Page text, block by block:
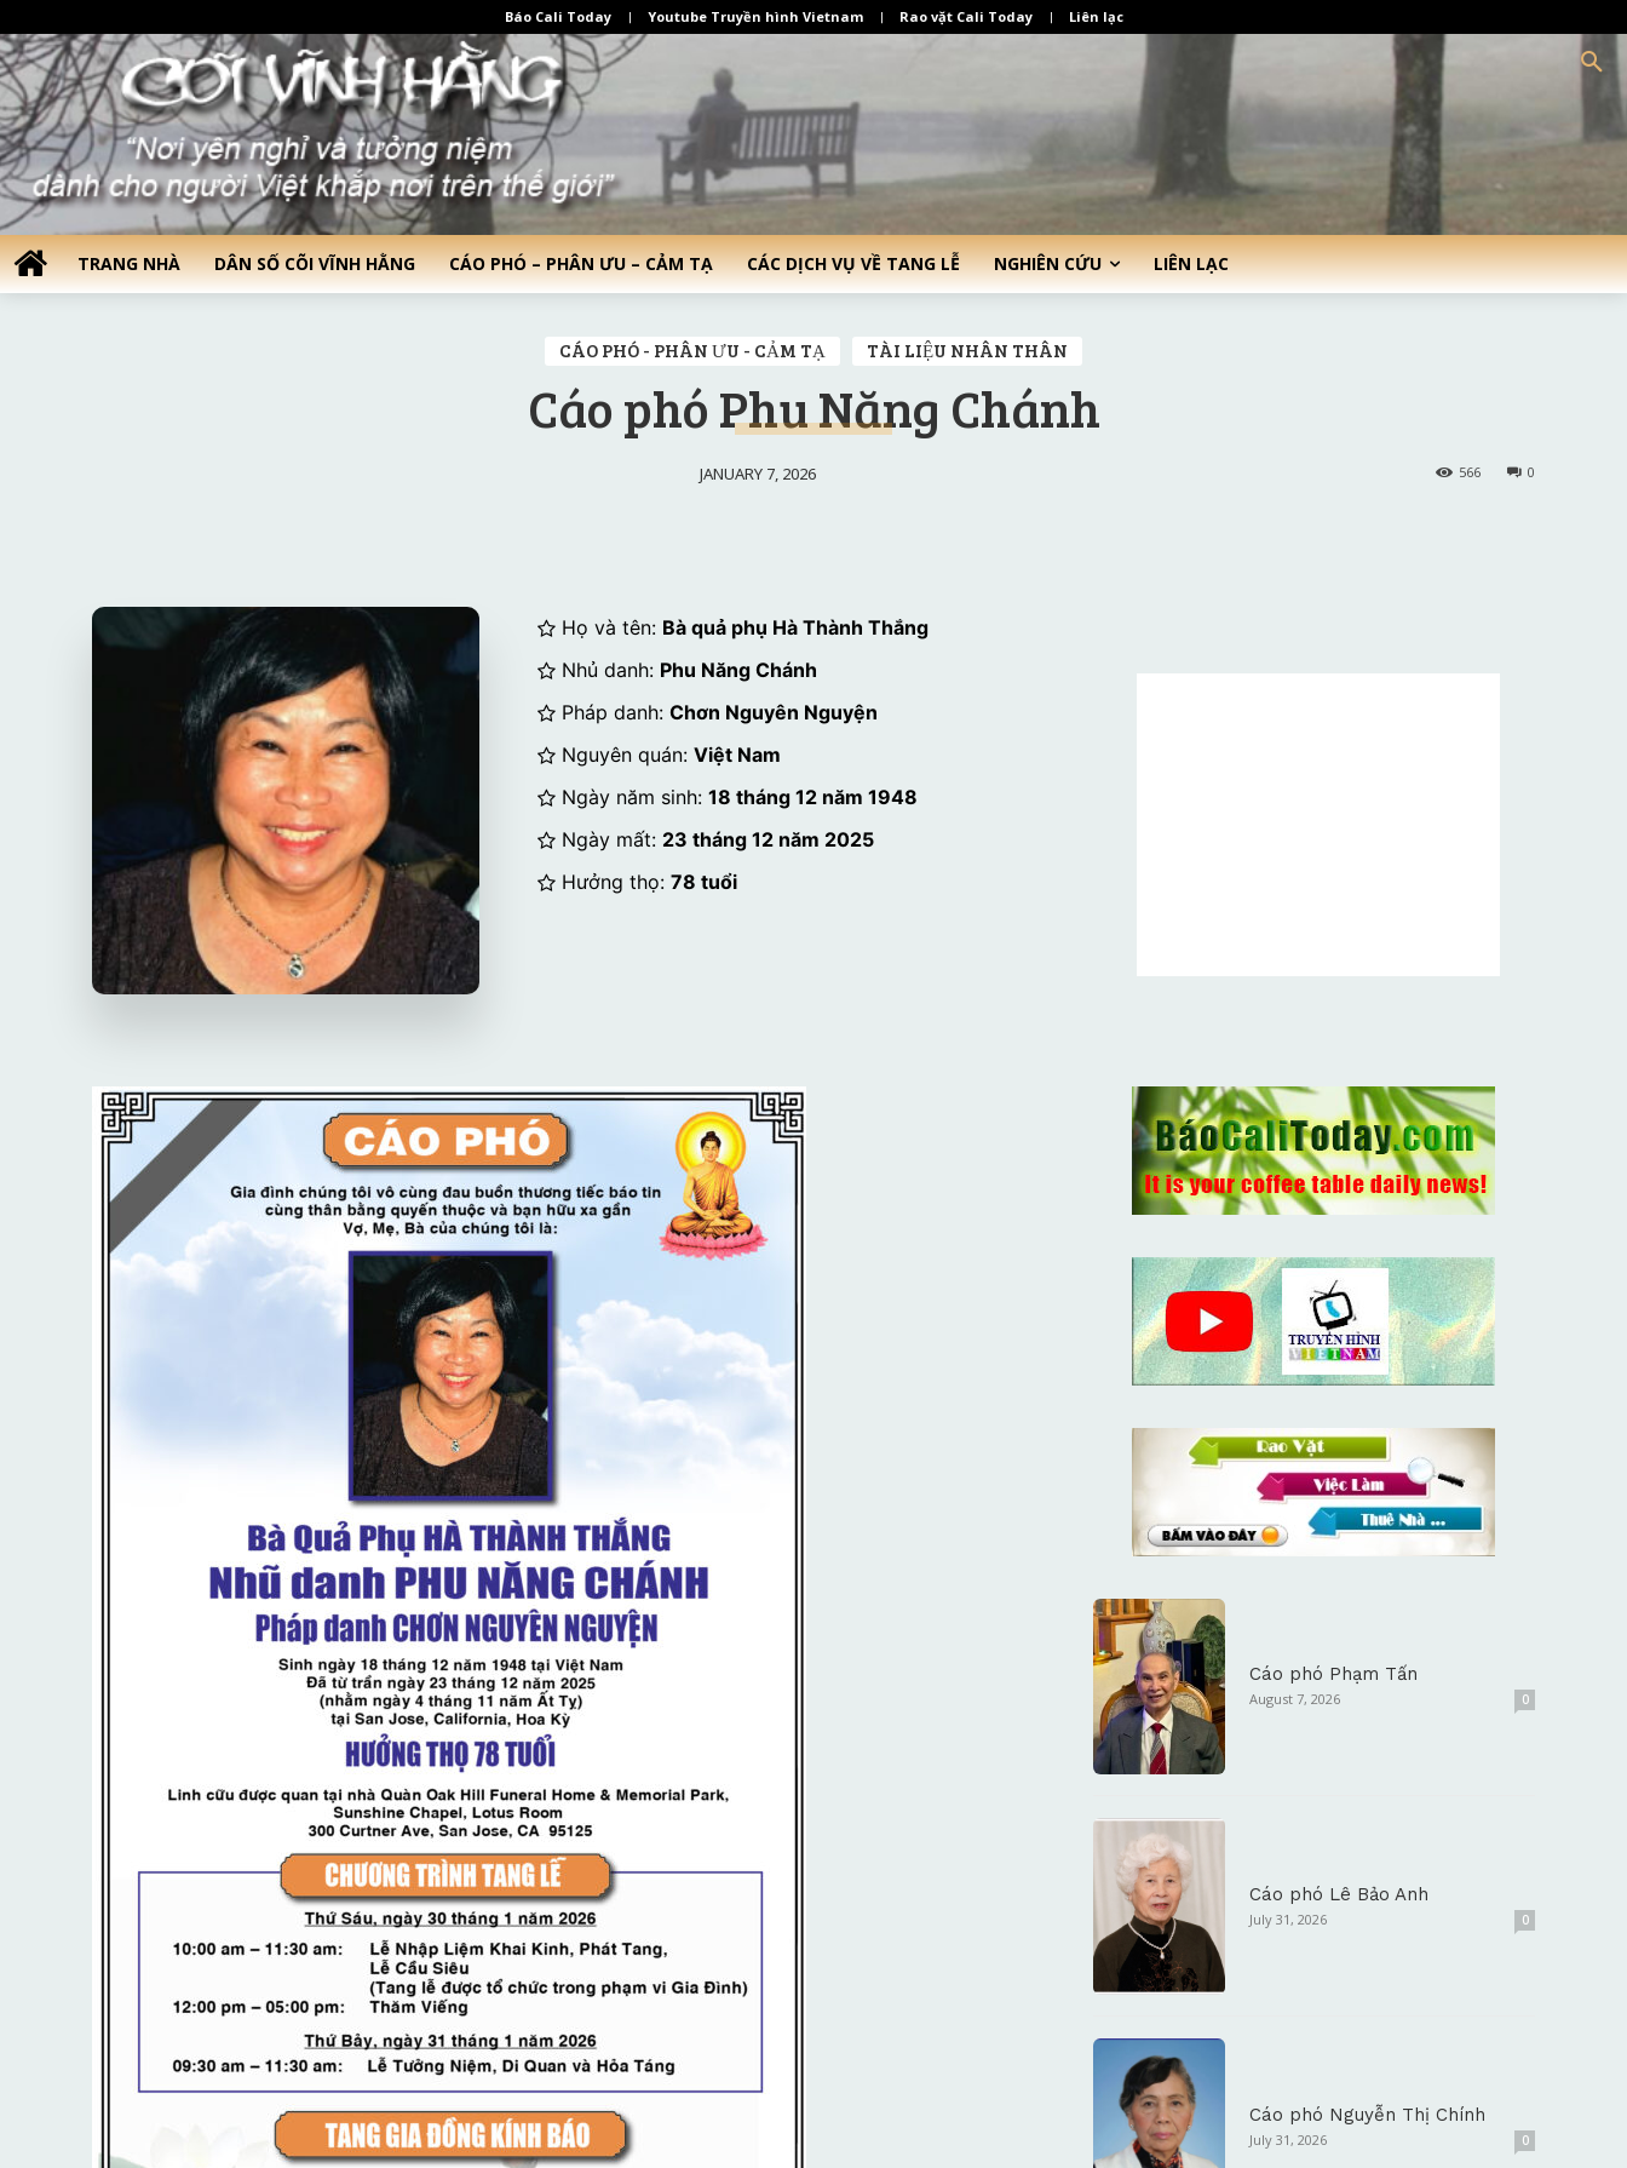
Báo Cali Today Youtube Truyền hình Vietnam Rao vặt Cali Today Liên lạc
TRANG NHÀ DÂN SỐ CÕI VĨNH HẰNG CÁO PHÓ – PHÂN ƯU – CẢM TẠ CÁC DỊCH VỤ VỀ TANG LỄ NGHIÊN CỨU LIÊN LẠC
CÁO PHÓ - PHÂN ƯU - CẢM TẠ TÀI LIỆU NHÂN THÂN
Cáo phó Phu Năng Chánh
JANUARY 7, 2026 0
566
Họ và tên: Bà quả phụ Hà Thành Thắng
Nhủ danh: Phu Năng Chánh
Pháp danh: Chơn Nguyên Nguyện
Nguyên quán: Việt Nam
Ngày năm sinh: 18 tháng 12 năm 1948
Ngày mất: 23 tháng 12 năm 2025
Hưởng thọ: 78 tuổi
Cáo phó Phạm Tấn
August 7, 2026 0
Cáo phó Lê Bảo Anh
July 31, 2026 0
Cáo phó Nguyễn Thị Chính
July 31, 2026 0